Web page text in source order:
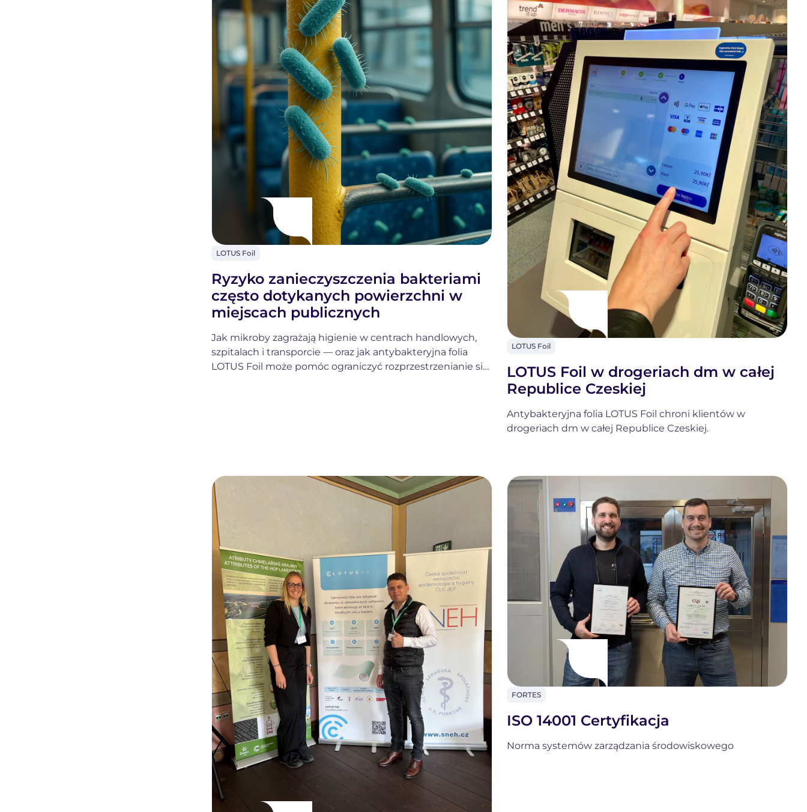
LOTUS Foil
LOTUS
Ryzyko zanieczyszczenia bakteriami
często dotykanych powierzchni w
miejscach publicznych
Jak mikroby zagrażają higienie w centrach handlowych,
szpitalach i transporcie — oraz jak antybakteryjna folia
LOTUS Foil może pomóc ograniczyć rozprzestrzenianie się
LOTUS Foil
LOTUS
LOTUS Foil w drogeriach dm w całej
Republice Czeskiej
Antybakteryjna folia LOTUS Foil chroni klientów w
drogeriach dm w całej Republice Czeskiej.
FORTES
FORTES
ISO 14001 Certyfikacja
Norma systemów zarządzania środowiskowego